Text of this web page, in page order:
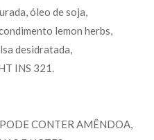
óleo de soja,
lemon herbs,
desidratada,
INS 321.
CONTER AMÊNDOA,